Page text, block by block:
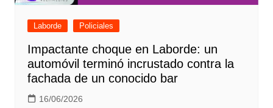
Laborde Policiales
Impactante choque en Laborde: un
automóvil terminó incrustado contra la
fachada de un conocido bar
16/06/2026